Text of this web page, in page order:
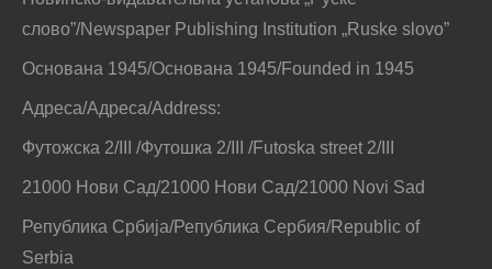
слово”/Newspaper Publishing Institution „Ruske slovo”
Основана 1945/Основана 1945/Founded in 1945
Адреса/Адреса/Address:
Футожска 2/III /Футошка 2/III /Futoska street 2/III
21000 Нови Сад/21000 Нови Сад/21000 Novi Sad
Република Србија/Република Сербия/Republic of
Serbia